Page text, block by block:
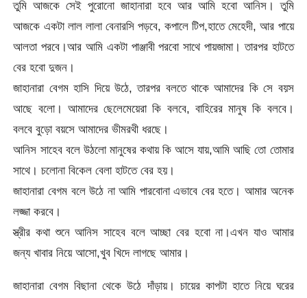
তুমি আজকে সেই পুরোনো জাহানারা হবে আর আমি হবো আনিস। তুমি
আজকে একটা লাল লালা বেনারসি পড়বে, কপালে টিপ,হাতে মেহেদী, আর পায়ে
আলতা পরবে।আর আমি একটা পাঞ্জাবী পরবো সাথে পায়জামা। তারপর হাটতে
বের হবো দুজন।
জাহানারা বেগম হাসি দিয়ে উঠে, তারপর বলতে থাকে আমাদের কি সে বয়স
আছে বলো। আমাদের ছেলেমেয়েরা কি বলবে, বাহিরের মানুষ কি বলবে।
বলবে বুড়ো বয়সে আমাদের ভীমরথী ধরছে।
আনিস সাহেব বলে উঠলো মানুষের কথায় কি আসে যায়,আমি আছি তো তোমার
সাথে। চলোনা বিকেল বেলা হাটতে বের হয়।
জাহানারা বেগম বলে উঠে না আমি পারবোনা এভাবে বের হতে। আমার অনেক
লজ্জা করবে।
স্ত্রীর কথা শুনে আনিস সাহেব বলে আচ্ছা বের হবো না।এখন যাও আমার
জন্য খাবার নিয়ে আসো,খুব খিদে লাগছে আমার।
জাহানারা বেগম বিছানা থেকে উঠে দাঁড়ায়। চায়ের কাপটা হাতে নিয়ে ঘরের